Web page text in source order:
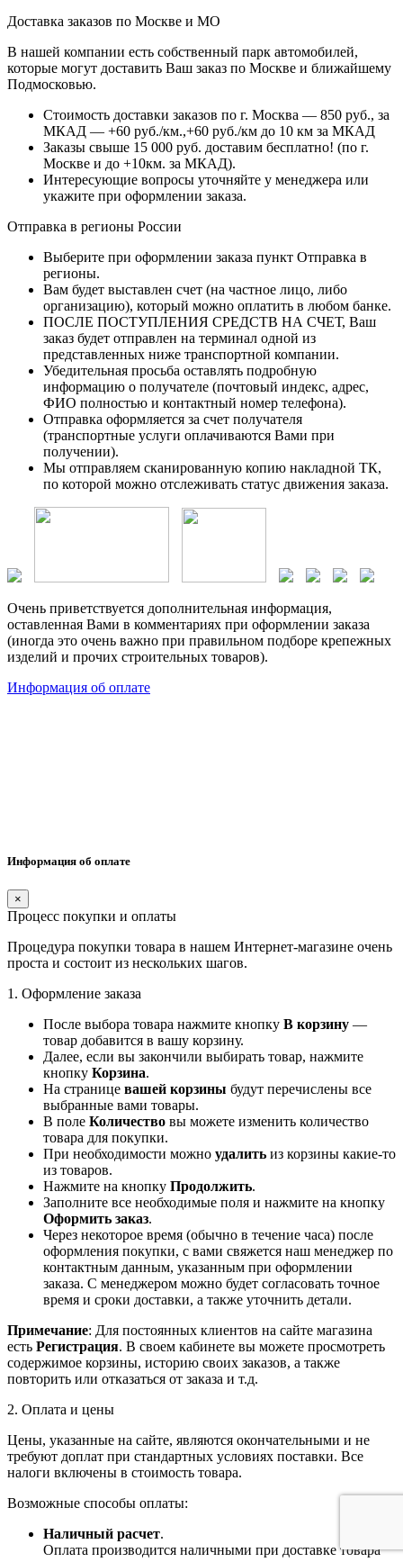
Доставка заказов по Москве и МО
В нашей компании есть собственный парк автомобилей,
которые могут доставить Ваш заказ по Москве и ближайшему
Подмосковью.
Стоимость доставки заказов по г. Москва — 850 руб., за
МКАД — +60 руб./км.,+60 руб./км до 10 км за МКАД
Заказы свыше 15 000 руб. доставим бесплатно! (по г.
Москве и до +10км. за МКАД).
Интересующие вопросы уточняйте у менеджера или
укажите при оформлении заказа.
Отправка в регионы России
Выберите при оформлении заказа пункт Отправка в
регионы.
Вам будет выставлен счет (на частное лицо, либо
организацию), который можно оплатить в любом банке.
ПОСЛЕ ПОСТУПЛЕНИЯ СРЕДСТВ НА СЧЕТ, Ваш
заказ будет отправлен на терминал одной из
представленных ниже транспортной компании.
Убедительная просьба оставлять подробную
информацию о получателе (почтовый индекс, адрес,
ФИО полностью и контактный номер телефона).
Отправка оформляется за счет получателя
(транспортные услуги оплачиваются Вами при
получении).
Мы отправляем сканированную копию накладной ТК,
по которой можно отслеживать статус движения заказа.
Очень приветствуется дополнительная информация,
оставленная Вами в комментариях при оформлении заказа
(иногда это очень важно при правильном подборе крепежных
изделий и прочих строительных товаров).
Информация об оплате
Информация об оплате
×
Процесс покупки и оплаты
Процедура покупки товара в нашем Интернет-магазине очень
проста и состоит из нескольких шагов.
1. Оформление заказа
После выбора товара нажмите кнопку В корзину —
товар добавится в вашу корзину.
Далее, если вы закончили выбирать товар, нажмите
кнопку Корзина.
На странице вашей корзины будут перечислены все
выбранные вами товары.
В поле Количество вы можете изменить количество
товара для покупки.
При необходимости можно удалить из корзины какие-то
из товаров.
Нажмите на кнопку Продолжить.
Заполните все необходимые поля и нажмите на кнопку
Оформить заказ.
Через некоторое время (обычно в течение часа) после
оформления покупки, с вами свяжется наш менеджер по
контактным данным, указанным при оформлении
заказа. С менеджером можно будет согласовать точное
время и сроки доставки, а также уточнить детали.
Примечание: Для постоянных клиентов на сайте магазина
есть Регистрация. В своем кабинете вы можете просмотреть
содержимое корзины, историю своих заказов, а также
повторить или отказаться от заказа и т.д.
2. Оплата и цены
Цены, указанные на сайте, являются окончательными и не
требуют доплат при стандартных условиях поставки. Все
налоги включены в стоимость товара.
Возможные способы оплаты:
Наличный расчет.
Оплата производится наличными при доставке товара